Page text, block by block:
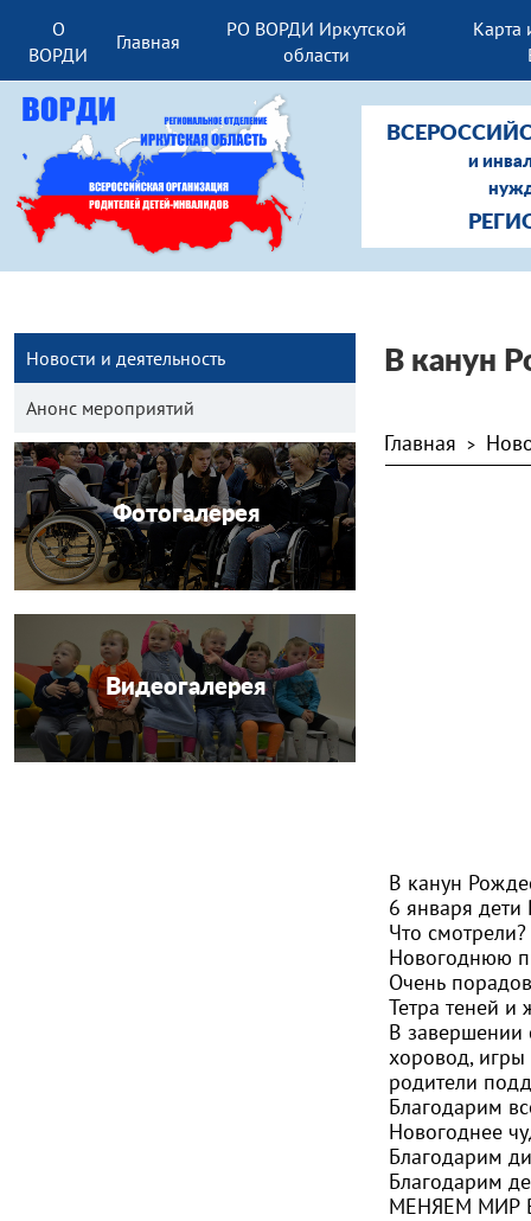
О
ВОРДИ
Главная
РО ВОРДИ Иркутской
области
Карта
и
Новости и деятельность
Анонс мероприятий
Фотогалерея
Видеогалерея
В канун
Главная >
В канун
6 января
Что смотрели?
Новогоднюю
Очень
Тетра теней и
В завершении
хоровод,
родители
Благодарим
Новогоднее
Благодарим
Благодарим
МЕНЯЕМ МИР